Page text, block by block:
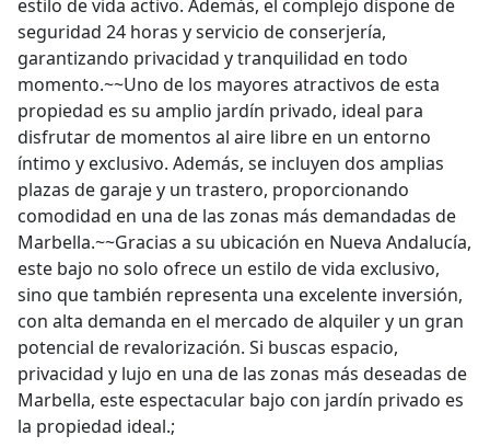
estilo de vida activo. Además, el complejo dispone de
seguridad 24 horas y servicio de conserjería,
garantizando privacidad y tranquilidad en todo
momento.~~Uno de los mayores atractivos de esta
propiedad es su amplio jardín privado, ideal para
disfrutar de momentos al aire libre en un entorno
íntimo y exclusivo. Además, se incluyen dos amplias
plazas de garaje y un trastero, proporcionando
comodidad en una de las zonas más demandadas de
Marbella.~~Gracias a su ubicación en Nueva Andalucía,
este bajo no solo ofrece un estilo de vida exclusivo,
sino que también representa una excelente inversión,
con alta demanda en el mercado de alquiler y un gran
potencial de revalorización. Si buscas espacio,
privacidad y lujo en una de las zonas más deseadas de
Marbella, este espectacular bajo con jardín privado es
la propiedad ideal.;